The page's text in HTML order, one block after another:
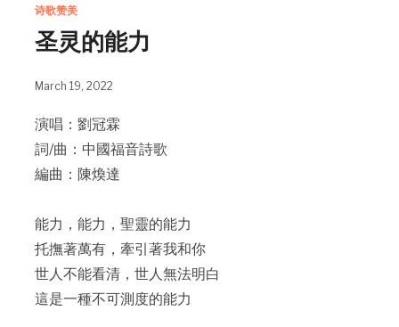
诗歌赞美
​圣灵的能力
March 19, 2022
演唱：劉冠霖
詞/曲：中國福音詩歌
編曲：陳煥達
能力，能力，聖靈的能力
托撫著萬有，牽引著我和你
世人不能看清，世人無法明白
這是一種不可測度的能力